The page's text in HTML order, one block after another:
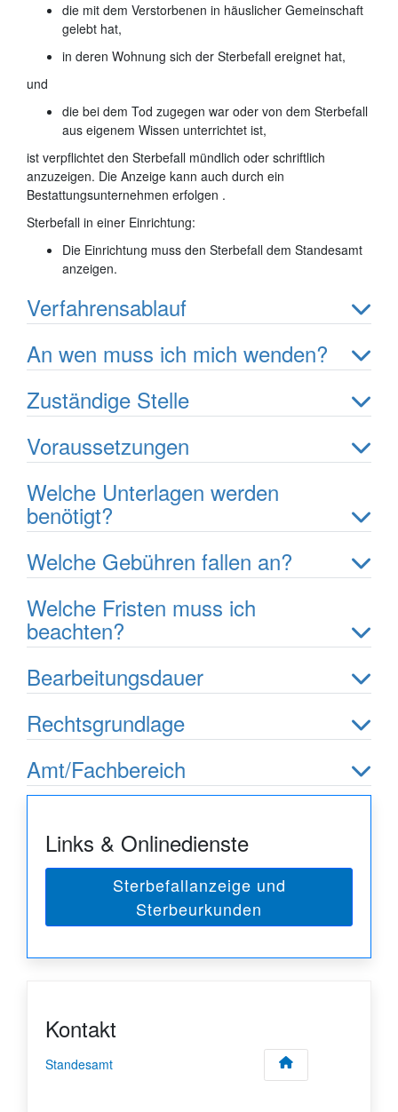
die mit dem Verstorbenen in häuslicher Gemeinschaft
gelebt hat,
in deren Wohnung sich der Sterbefall ereignet hat,
und
die bei dem Tod zugegen war oder von dem Sterbefall
aus eigenem Wissen unterrichtet ist,
ist verpflichtet den Sterbefall mündlich oder schriftlich
anzuzeigen. Die Anzeige kann auch durch ein
Bestattungsunternehmen erfolgen .
Sterbefall in einer Einrichtung:
Die Einrichtung muss den Sterbefall dem Standesamt
anzeigen.
Verfahrensablauf
An wen muss ich mich wenden?
Zuständige Stelle
Voraussetzungen
Welche Unterlagen werden
benötigt?
Welche Gebühren fallen an?
Welche Fristen muss ich
beachten?
Bearbeitungsdauer
Rechtsgrundlage
Amt/Fachbereich
Links & Onlinedienste
Sterbefallanzeige und
Sterbeurkunden
Kontakt
Standesamt